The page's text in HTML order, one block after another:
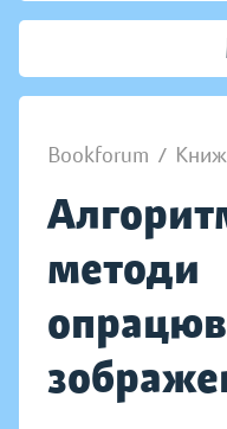
Bookforum /
методи